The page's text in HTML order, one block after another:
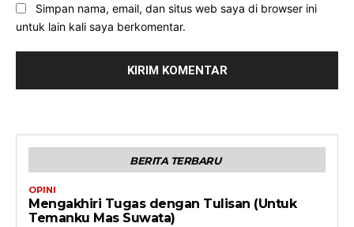
Simpan nama, email, dan situs web saya di browser ini
untuk lain kali saya berkomentar.
BERITA TERBARU
OPINI
Mengakhiri Tugas dengan Tulisan (Untuk
Temanku Mas Suwata)